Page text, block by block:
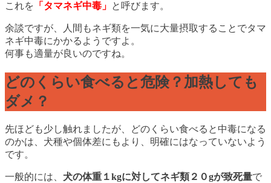
これを 「タマネギ中毒」 と呼びます。
余談ですが、人間もネギ類を一気に大量摂取することでタマ
ネギ中毒にかかるようですよ。
何事も適量が良いのですね。
どのくらい食べると危険？加熱しても
ダメ？
先ほども少し触れましたが、どのくらい食べると中毒になる
のかは、犬種や個体差にもより、明確にはなっていないよう
です。
一般的には、 犬の体重１kgに対してネギ類２０gが致死量で